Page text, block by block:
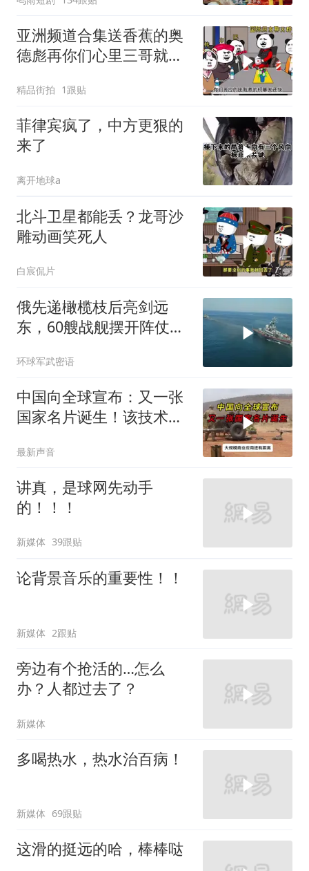
亚洲频道合集送香蕉的奥
德彪再你们心里三哥就是
精品街拍 1跟贴
菲律宾疯了，中方更狠的
来了
离开地球a
北斗卫星都能丢？龙哥沙
雕动画笑死人
白宸侃片
俄先递橄榄枝后亮剑远
东，60艘战舰摆开阵仗，
环球军武密语
中国向全球宣布：又一张
国家名片诞生！该技术全
最新声音
讲真，是球网先动手
的！！！
新媒体 39跟贴
论背景音乐的重要性！！
新媒体 2跟贴
旁边有个抢活的…怎么
办？人都过去了？
新媒体
多喝热水，热水治百病！
新媒体 69跟贴
这滑的挺远的哈，棒棒哒